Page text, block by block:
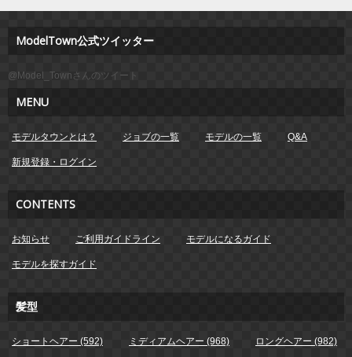
ModelTown公式ツイッター
@Model_Townさんのツイート
MENU
モデルタウンとは？ ジョブの一覧 モデルの一覧 Q&A
新規登録・ログイン
CONTENTS
お知らせ ご利用ガイドライン モデルになるガイド
モデルを探すガイド
髪型
ショートヘアー (592) ミディアムヘアー (968) ロングヘアー (982)